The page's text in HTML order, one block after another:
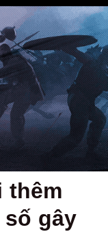
thêm
gây